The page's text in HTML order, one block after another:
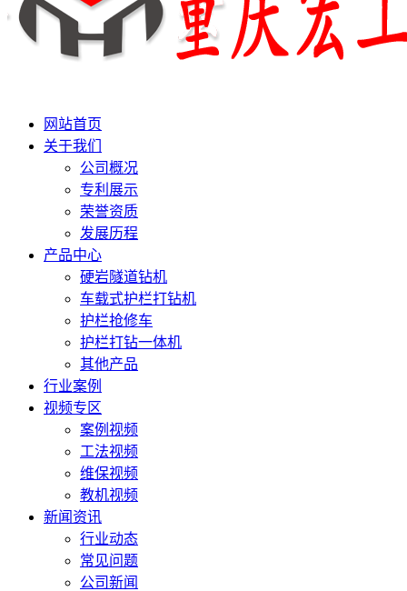
网站首页
关于我们
公司概况
专利展示
荣誉资质
发展历程
产品中心
硬岩隧道钻机
车载式护栏打钻机
护栏抢修车
护栏打钻一体机
其他产品
行业案例
视频专区
案例视频
工法视频
维保视频
教机视频
新闻资讯
行业动态
常见问题
公司新闻